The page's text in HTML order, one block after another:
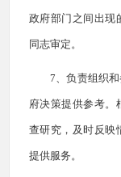
政府部门之间出现
同志审定。
7、负责组织
府决策提供参考。
查研究，及时反映
提供服务。